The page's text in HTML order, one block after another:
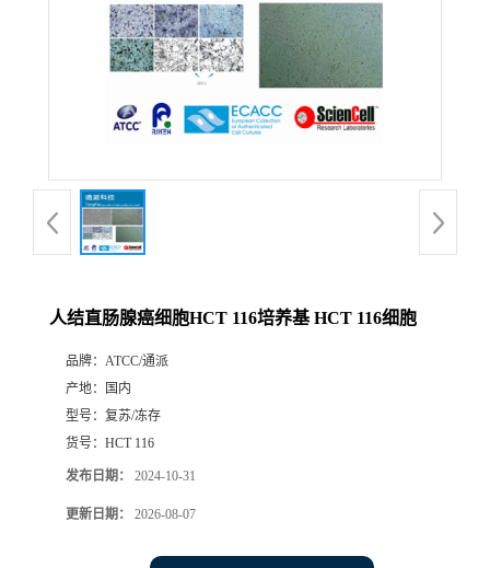
人结直肠腺癌细胞HCT 116培养基 HCT 116细胞
品牌： ATCC/通派
产地：
国内
型号： 复苏/冻存
货号： HCT 116
发布日期： 2024-10-31
更新日期： 2026-08-07